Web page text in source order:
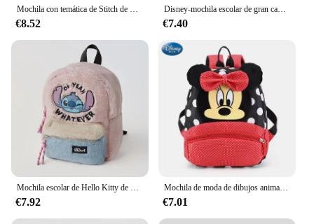
**Versatile and Functional**
Not only does this mochila disney backpack boast a
sleek design, but it also comes with additional
compartments to keep your items organized.
Whether you're heading to school, traveling, or
running errands, this backpack's versatility shines
through. Its design is suitable for both casual and
formal settings, making it a go-to accessory for
various occasions. With its sturdy construction and
thoughtful features, the mochila disney backpack is
not just a backpack; it's a reliable companion for all
Mochila con temática de Stitch de Disney, morral ligero y duradero de alta capacidad para estudiantes, mochila escolar a la moda para niñas bonitas, novedad
€8.52
Disney-mochila escolar de gran capacidad para niños y adolescentes, mochila de viaje de Lilo y Stitch, moda para estudiantes
€7.40
Mochila escolar de Hello Kitty de Disney, mochila de dibujos animados, versátil, encantadora, regalo escolar para niños de guardería, mochila Kuromi Stitch
€7.92
Mochila de moda de dibujos animados de Mickey Mouse de Disney Stitch, bolso escolar de lona de Minnie para mujer, mochila de gran capacidad a la moda
€7.01